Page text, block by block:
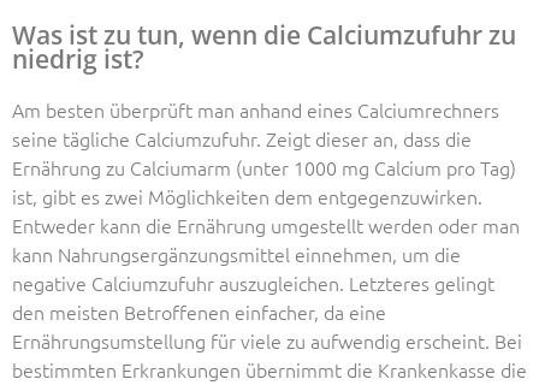
Was ist zu tun, wenn die Calciumzufuhr zu
niedrig ist?
Am besten überprüft man anhand eines Calciumrechners
seine tägliche Calciumzufuhr. Zeigt dieser an, dass die
Ernährung zu Calciumarm (unter 1000 mg Calcium pro Tag)
ist, gibt es zwei Möglichkeiten dem entgegenzuwirken.
Entweder kann die Ernährung umgestellt werden oder man
kann Nahrungsergänzungsmittel einnehmen, um die
negative Calciumzufuhr auszugleichen. Letzteres gelingt
den meisten Betroffenen einfacher, da eine
Ernährungsumstellung für viele zu aufwendig erscheint. Bei
bestimmten Erkrankungen übernimmt die Krankenkasse die